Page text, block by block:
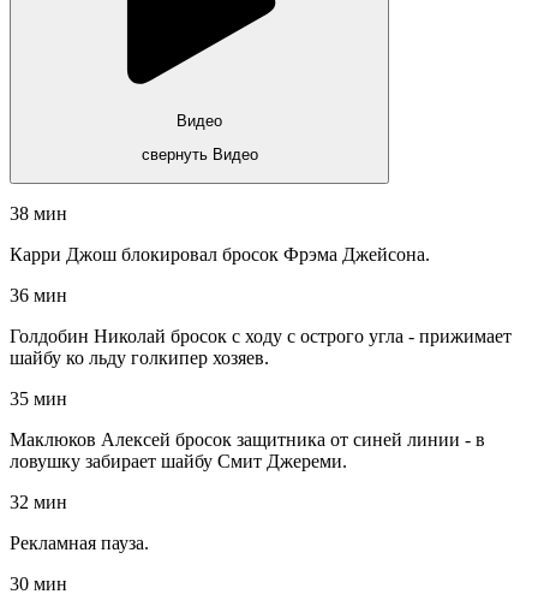
Видео
свернуть Видео
38 мин
Карри Джош блокировал бросок Фрэма Джейсона.
36 мин
Голдобин Николай бросок с ходу с острого угла - прижимает
шайбу ко льду голкипер хозяев.
35 мин
Маклюков Алексей бросок защитника от синей линии - в
ловушку забирает шайбу Смит Джереми.
32 мин
Рекламная пауза.
30 мин